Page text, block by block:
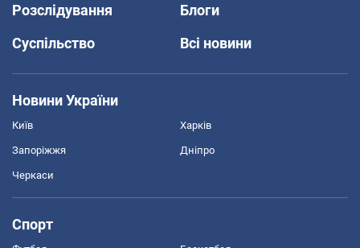
Розслідування
Блоги
Суспільство
Всі новини
Новини України
Київ Харків
Запоріжжя Дніпро
Черкаси
Спорт